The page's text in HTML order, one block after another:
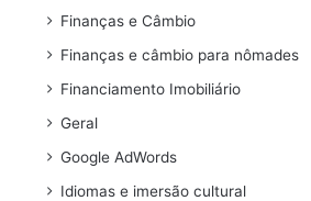
Finanças e Câmbio
Finanças e câmbio para nômades
Financiamento Imobiliário
Geral
Google AdWords
Idiomas e imersão cultural